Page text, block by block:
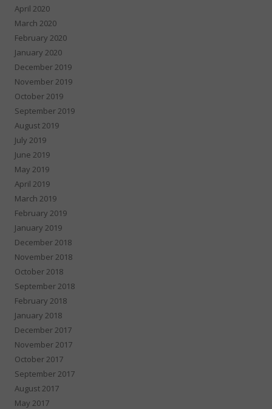
April 2020
March 2020
February 2020
January 2020
December 2019
November 2019
October 2019
September 2019
August 2019
July 2019
June 2019
May 2019
April 2019
March 2019
February 2019
January 2019
December 2018
November 2018
October 2018
September 2018
February 2018
January 2018
December 2017
November 2017
October 2017
September 2017
August 2017
May 2017